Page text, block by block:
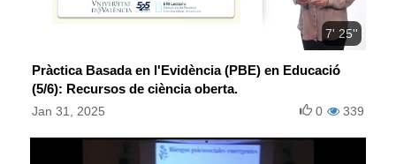
7' 25''
Pràctica Basada en l'Evidència (PBE) en Educació
(5/6): Recursos de ciència oberta.
Jan 31, 2025 339
0